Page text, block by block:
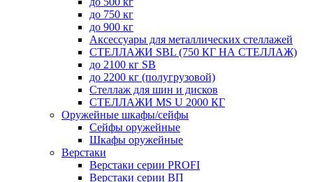
до 750 кг
до 900 кг
Аксессуары для металлических стеллажей
СТЕЛЛАЖИ SBL (750 КГ НА СТЕЛЛАЖ)
до 2100 кг SB
до 2200 кг (полугрузовой)
Стеллаж для шин и дисков
СТЕЛЛАЖИ MS U 2000 КГ
Оружейные шкафы/сейфы
Сейфы оружейные
Шкафы оружейные
Верстаки
Верстаки серии PROFI
Верстаки серии ВП